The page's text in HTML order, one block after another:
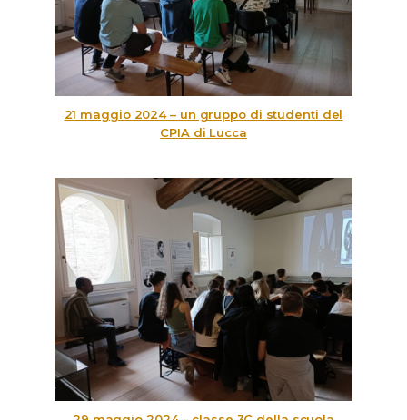
21 maggio 2024 – un gruppo di studenti del
CPIA di Lucca